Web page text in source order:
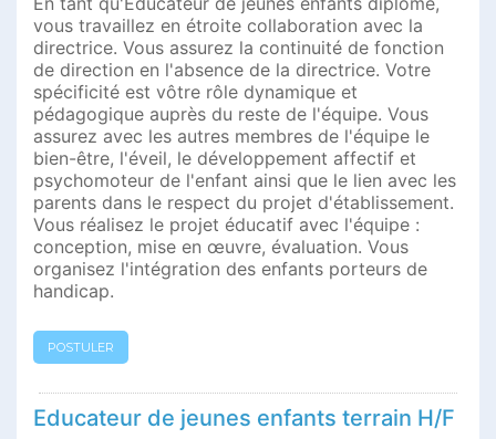
vous travaillez en étroite collaboration avec la
directrice. Vous assurez la continuité de fonction
de direction en l'absence de la directrice. Votre
spécificité est vôtre rôle dynamique et
pédagogique auprès du reste de l'équipe. Vous
assurez avec les autres membres de l'équipe le
bien-être, l'éveil, le développement affectif et
psychomoteur de l'enfant ainsi que le lien avec les
parents dans le respect du projet d'établissement.
Vous réalisez le projet éducatif avec l'équipe :
conception, mise en œuvre, évaluation. Vous
organisez l'intégration des enfants porteurs de
handicap.
POSTULER
Educateur de jeunes enfants terrain H/F